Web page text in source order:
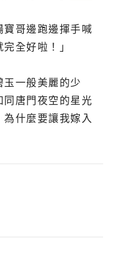
哥邊跑邊揮手喊
全好啦！」
一般美麗的少
同唐門夜空的星光
什麼要讓我嫁入